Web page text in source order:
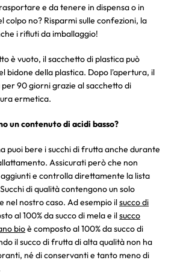
e da tenere in dispensa o in
no? Risparmi sulle confezioni, la
i rifiuti da imballaggio!
è vuoto, il sacchetto di plastica può
bidone della plastica. Dopo l'apertura, il
per 90 giorni grazie al sacchetto di
ermetica.
un contenuto di acidi basso?
puoi bere i succhi di frutta anche durante
Assicurati però che non
e controlla direttamente la lista
di qualità contengono un solo
nel nostro caso. Ad esempio ilsucco di
al 100% da succo di mela e ilsucco
bioè composto al 100% da succo di
il succo di frutta di alta qualità non ha
né di conservanti e tanto meno di